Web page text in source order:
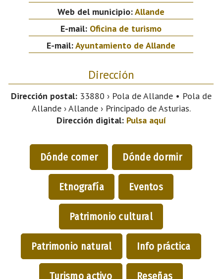
Web del municipio:Allande
E-mail: Oficina de turismo
E-mail:Ayuntamiento de Allande
Dirección
Dirección postal:33880 › Pola de Allande • Pola de
Allande › Allande › Principado de Asturias.
Dirección digital: Pulsa aquí
Dónde comer Dónde dormir
Etnografía Eventos
Patrimonio cultural
Patrimonio natural Info práctica
Turismo activo Reseñas